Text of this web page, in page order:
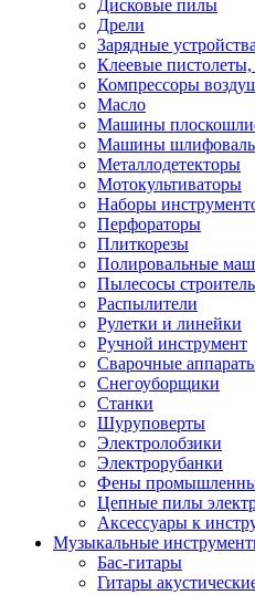
Дисковые пилы
Дрели
Зарядные
Клеевые
Компрессоры
Масло
Машины
Машины
Металлодетекторы
Мотокультиваторы
Наборы
Перфораторы
Плиткорезы
Полировальные
Пылесосы
Распылители
Рулетки и линейки
Ручной инструмент
Сварочные
Снегоуборщики
Станки
Шуруповерты
Электролобзики
Электрорубанки
Фены
Цепные пилы
Аксессуары к
Музыкальные
Бас-гитары
Гитары